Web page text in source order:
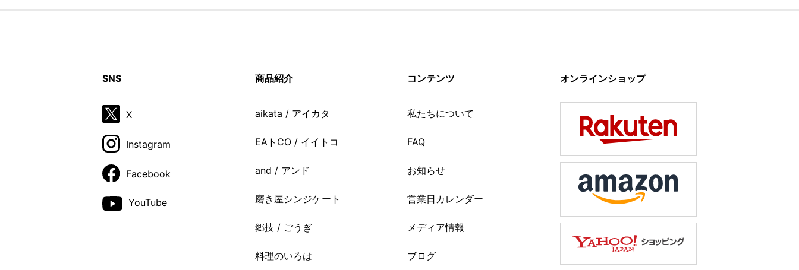
SNS
X
Instagram
Facebook
YouTube
商品紹介
aikata / アイカタ
EAトCO / イイトコ
and / アンド
磨き屋シンジケート
郷技 / ごうぎ
料理のいろは
コンテンツ
私たちについて
FAQ
お知らせ
営業日カレンダー
メディア情報
ブログ
オンラインショップ